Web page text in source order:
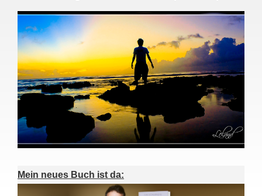
Mein neues Buch ist da: